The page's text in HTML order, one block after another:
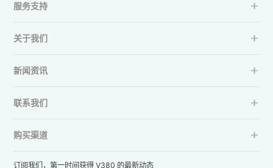
服务支持
关于我们
新闻资讯
联系我们
购买渠道
订阅我们，第一时间获得 V380 的最新动态